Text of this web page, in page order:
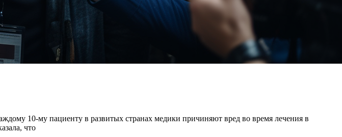
10-му пациенту в развитых странах медики причиняют вред во время лечения в
что